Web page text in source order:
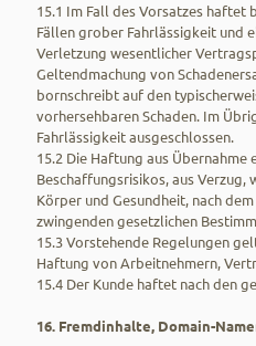
15.1 Im Fall des Vorsatzes haftet
Fällen grober Fahrlässigkeit und
Verletzung wesentlicher
Geltendmachung von
bornschreibt auf den
vorhersehbaren Schaden. Im
Fahrlässigkeit ausgeschlossen.
15.2 Die Haftung aus Übernahme
Beschaffungsrisikos, aus Verzug,
Körper und Gesundheit, nach
zwingenden gesetzlichen
15.3 Vorstehende Regelungen
Haftung von Arbeitnehmern,
15.4 Der Kunde haftet nach den
16. Fremdinhalte, Domain-